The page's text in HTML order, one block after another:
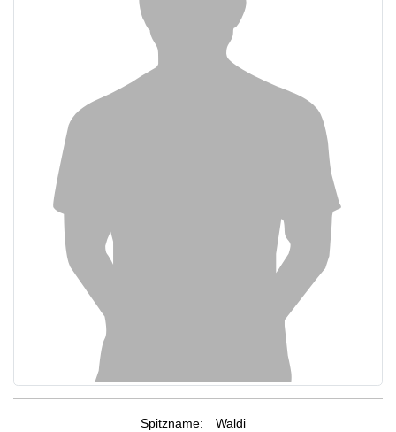
Spitzname:
Waldi